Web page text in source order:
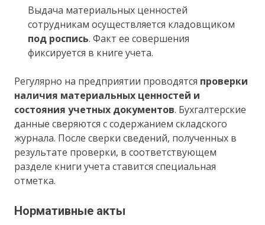
Выдача материальных ценностей
сотрудникам осуществляется кладовщиком
под роспись. Факт ее совершения
фиксируется в книге учета.
Регулярно на предприятии проводятся проверки
наличия материальных ценностей и
состояния учетных документов. Бухгалтерские
данные сверяются с содержанием складского
журнала. После сверки сведений, полученных в
результате проверки, в соответствующем
разделе книги учета ставится специальная
отметка.
Нормативные акты